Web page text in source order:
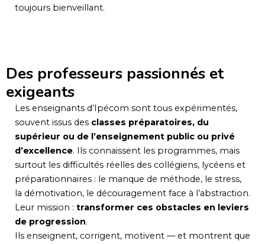
toujours bienveillant.
Des professeurs passionnés et
exigeants
Les enseignants d’Ipécom sont tous expérimentés,
souvent issus des classes préparatoires, du
supérieur ou de l’enseignement public ou privé
d’excellence. Ils connaissent les programmes, mais
surtout les difficultés réelles des collégiens, lycéens et
préparationnaires : le manque de méthode, le stress,
la démotivation, le découragement face à l’abstraction.
Leur mission : transformer ces obstacles en leviers
de progression.
Ils enseignent, corrigent, motivent — et montrent que